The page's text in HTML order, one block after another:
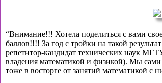
“Внимание!!! Хотела поделиться с вами
баллов!!!! За год с тройки на такой
репетитор-кандидат технических наук
владения математикой и физикой). Мы сами
тоже в восторге от занятий математикой с